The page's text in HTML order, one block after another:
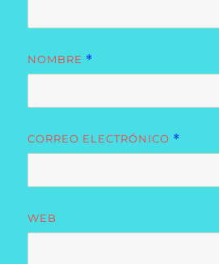
NOMBRE *
CORREO ELECTRÓNICO *
WEB